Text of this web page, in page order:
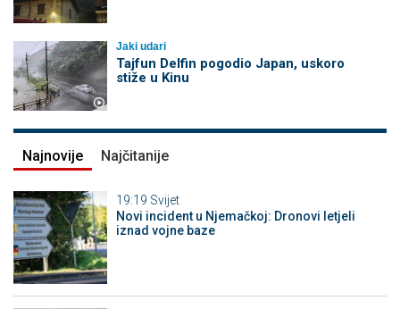
Jaki udari
Tajfun Delfin pogodio Japan, uskoro
stiže u Kinu
Najnovije Najčitanije
19:19 Svijet
Novi incident u Njemačkoj: Dronovi letjeli
iznad vojne baze